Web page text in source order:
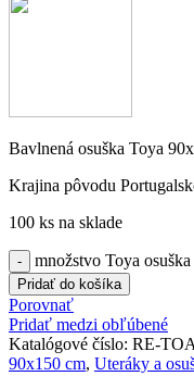
Bavlnená osuška Toya
Krajina pôvodu
100 ks na sklade
množstvo Toya
Pridať do košíka
Porovnať
Pridať medzi obľúbené
Katalógové číslo: RE-
90x150 cm, Uteráky a